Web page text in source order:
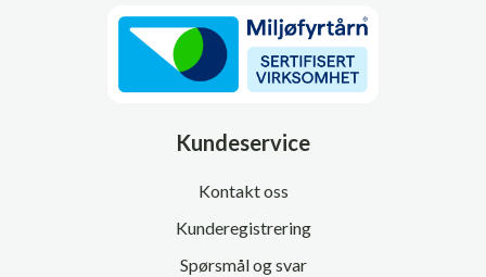
Kundeservice
Kontakt oss
Kunderegistrering
Spørsmål og svar